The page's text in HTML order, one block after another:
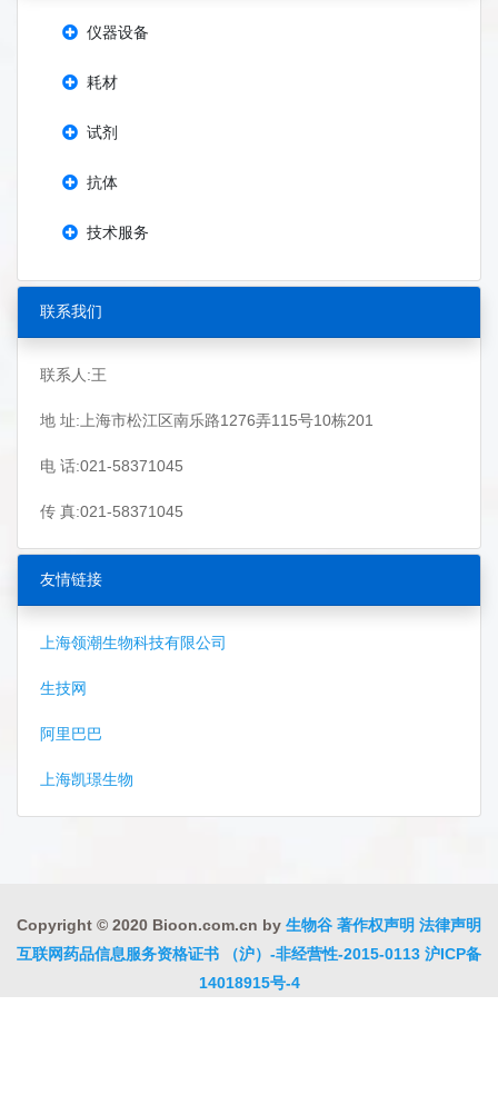
仪器设备
耗材
试剂
抗体
技术服务
联系我们
联系人:王
地 址:上海市松江区南乐路1276弄115号10栋201
电 话:021-58371045
传 真:021-58371045
友情链接
上海领潮生物科技有限公司
生技网
阿里巴巴
上海凯璟生物
Copyright © 2020 Bioon.com.cn by 生物谷 著作权声明 法律声明
互联网药品信息服务资格证书 （沪）-非经营性-2015-0113 沪ICP备
14018915号-4